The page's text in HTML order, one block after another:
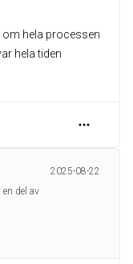
om hela processen
hela tiden
2025-08-22
en del av